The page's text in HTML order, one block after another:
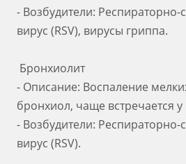
- Возбудители:
вирус (RSV), вирусы гриппа.
Бронхиолит
- Описание: Воспаление
бронхиол, чаще встречается
- Возбудители:
вирус (RSV).